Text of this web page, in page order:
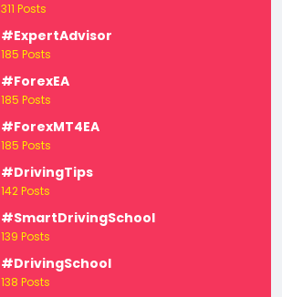
311 Posts
#ExpertAdvisor
185 Posts
#ForexEA
185 Posts
#ForexMT4EA
185 Posts
#DrivingTips
142 Posts
#SmartDrivingSchool
139 Posts
#DrivingSchool
138 Posts